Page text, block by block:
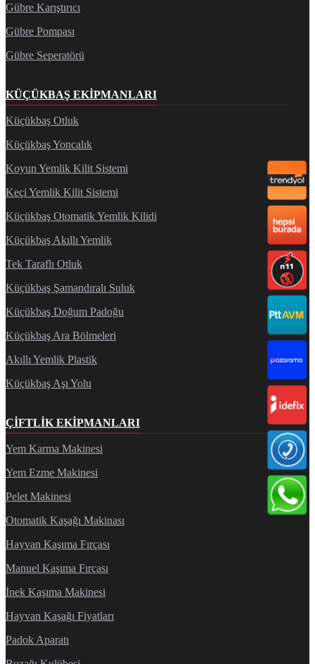
Gübre Karıştırıcı
Gübre Pompası
Gübre Seperatörü
KÜÇÜKBAŞ EKIPMANLARI
Küçükbaş Otluk
Küçükbaş Yoncalık
Koyun Yemlik Kilit Sistemi
Keçi Yemlik Kilit Sistemi
Küçükbaş Otomatik Yemlik Kilidi
Küçükbaş Akıllı Yemlik
Tek Taraflı Otluk
Küçükbaş Şamandıralı Suluk
Küçükbaş Doğum Padoğu
Küçükbaş Ara Bölmeleri
Akıllı Yemlik Plastik
Küçükbaş Aşı Yolu
ÇIFTLIK EKIPMANLARI
Yem Karma Makinesi
Yem Ezme Makinesi
Pelet Makinesi
Otomatik Kaşağı Makinası
Hayvan Kaşıma Fırçası
Manuel Kaşıma Fırçası
İnek Kaşıma Makinesi
Hayvan Kaşağı Fiyatları
Padok Aparatı